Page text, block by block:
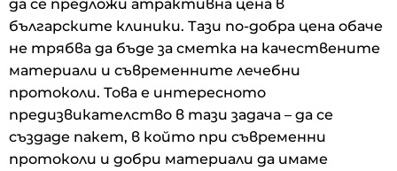
да се предложи атрактивна цена в
българските клиники. Тази по-добра цена обаче
не трябва да бъде за сметка на качествените
материали и съвременните лечебни
протоколи. Това е интересното
предизвикателство в тази задача – да се
създаде пакет, в който при съвременни
протоколи и добри материали да имаме